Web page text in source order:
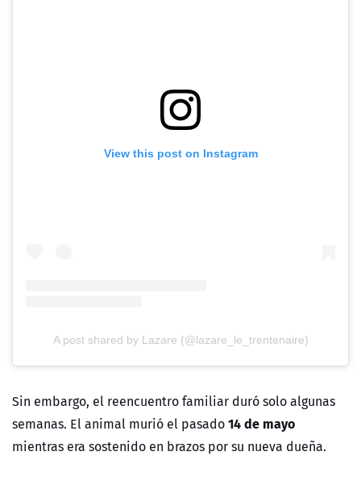
View this post on Instagram
A post shared by Lazare (@lazare_le_trentenaire)
Sin embargo, el reencuentro familiar duró solo algunas
semanas. El animal murió el pasado14 de mayo
mientras era sostenido en brazos por su nueva dueña.